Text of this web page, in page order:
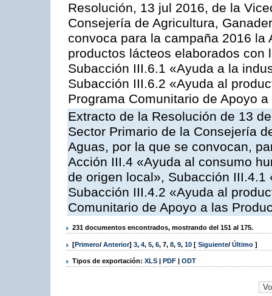
Resolución, 13 jul 2016, de la
Consejería de Agricultura,
convoca para la campaña 2016
productos lácteos elaborados
Subacción III.6.1 «Ayuda a la
Subacción III.6.2 «Ayuda al
Programa Comunitario de Apoyo
Extracto de la Resolución de 13
Sector Primario de la Consejería
Aguas, por la que se convocan,
Acción III.4 «Ayuda al consumo
de origen local», Subacción
Subacción III.4.2 «Ayuda al
Comunitario de Apoyo a las
231 documentos encontrados, mostrando del 151 al 175.
[Primero/ Anterior] 3, 4, 5, 6, 7, 8, 9, 10 [ Siguiente/ Último ]
Tipos de exportación: XLS | PDF | ODT